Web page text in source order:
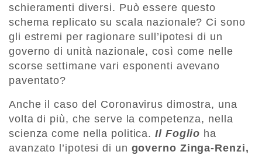
schieramenti diversi. Può essere questo
schema replicato su scala nazionale? Ci sono
gli estremi per ragionare sull’ipotesi di un
governo di unità nazionale, così come nelle
scorse settimane vari esponenti avevano
paventato?
Anche il caso del Coronavirus dimostra, una
volta di più, che serve la competenza, nella
scienza come nella politica.Il Foglio ha
avanzato l’ipotesi di un governo Zinga-Renzi,